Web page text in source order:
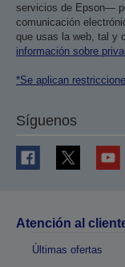
servicios de Epson—
comunicación
que usas la web, tal y
información sobre
*Se aplican
Síguenos
Atención al
Últimas ofertas